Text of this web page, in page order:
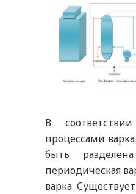
В
процессами
быть
периодическая
варка.